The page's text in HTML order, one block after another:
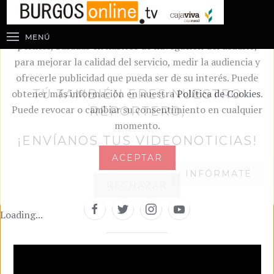
En burgosonline.tv utilizamos cookies, propias y de
terceros, analíticas, publicitarias y de elaboración de
perfiles, basadas en hábitos de navegación del usuario,
para mejorar la calidad del servicio, medir la audiencia y
ofrecerle publicidad que pueda ser de su interés. Puede
obtener más información en nuestraPolítica de Cookies.
Puede revocar o cambiar su consentimiento en cualquier
momento.
ACEPTAR
Loading...
MENÚ
TÚ TAMBIÉN ERES NUESTRO
REPORTERO,
¡ENVÍANOS TUS VIDEONOTICIAS!
INFÓRMATE